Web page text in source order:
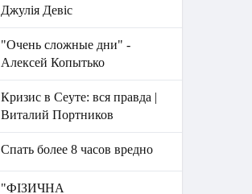
Джулія Девіс
"Очень сложные дни" -
Алексей Копытько
Кризис в Сеуте: вся правда |
Виталий Портников
Спать более 8 часов вредно
"ФІЗИЧНА